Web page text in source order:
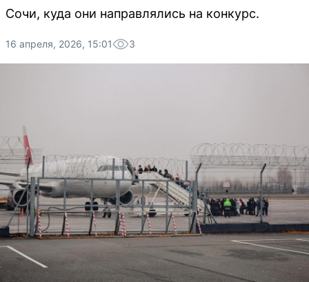
Сочи, куда они направлялись на конкурс.
16 апреля, 2026, 15:01 3